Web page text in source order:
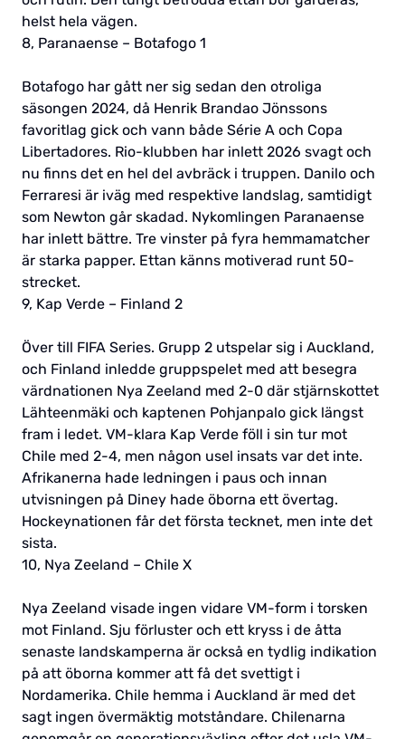
helst hela vägen.
8, Paranaense – Botafogo 1
Botafogo har gått ner sig sedan den otroliga
säsongen 2024, då Henrik Brandao Jönssons
favoritlag gick och vann både Série A och Copa
Libertadores. Rio-klubben har inlett 2026 svagt och
nu finns det en hel del avbräck i truppen. Danilo och
Ferraresi är iväg med respektive landslag, samtidigt
som Newton går skadad. Nykomlingen Paranaense
har inlett bättre. Tre vinster på fyra hemmamatcher
är starka papper. Ettan känns motiverad runt 50-
strecket.
9, Kap Verde – Finland 2
Över till FIFA Series. Grupp 2 utspelar sig i Auckland,
och Finland inledde gruppspelet med att besegra
värdnationen Nya Zeeland med 2-0 där stjärnskottet
Lähteenmäki och kaptenen Pohjanpalo gick längst
fram i ledet. VM-klara Kap Verde föll i sin tur mot
Chile med 2-4, men någon usel insats var det inte.
Afrikanerna hade ledningen i paus och innan
utvisningen på Diney hade öborna ett övertag.
Hockeynationen får det första tecknet, men inte det
sista.
10, Nya Zeeland – Chile X
Nya Zeeland visade ingen vidare VM-form i torsken
mot Finland. Sju förluster och ett kryss i de åtta
senaste landskamperna är också en tydlig indikation
på att öborna kommer att få det svettigt i
Nordamerika. Chile hemma i Auckland är med det
sagt ingen övermäktig motståndare. Chilenarna